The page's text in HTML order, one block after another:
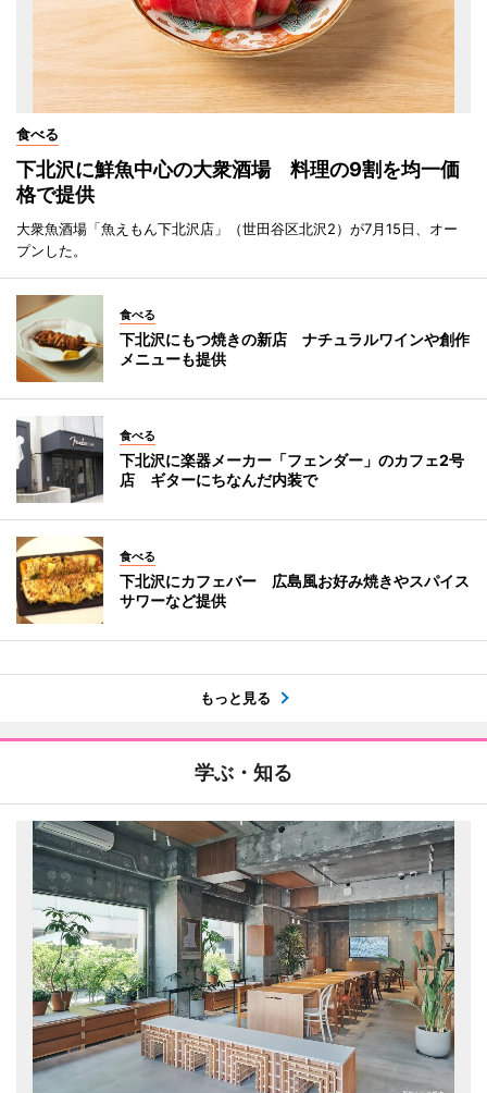
食べる
下北沢に鮮魚中心の大衆酒場 料理の9割を均一価
格で提供
大衆魚酒場「魚えもん下北沢店」（世田谷区北沢2）が7月15日、オー
プンした。
食べる
下北沢にもつ焼きの新店 ナチュラルワインや創作
メニューも提供
食べる
下北沢に楽器メーカー「フェンダー」のカフェ2号
店 ギターにちなんだ内装で
食べる
下北沢にカフェバー 広島風お好み焼きやスパイス
サワーなど提供
もっと見る
学ぶ・知る